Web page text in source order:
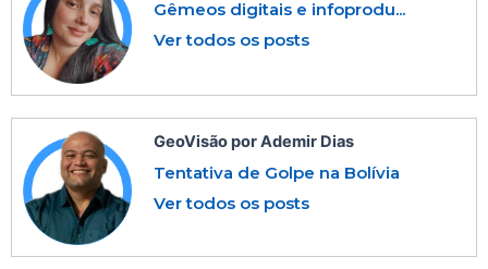
Gêmeos digitais e infoprodu...
Ver todos os posts
GeoVisão por Ademir Dias
Tentativa de Golpe na Bolívia
Ver todos os posts